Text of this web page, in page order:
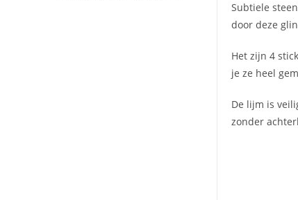
Subtiele
door deze
Het zijn 4
je ze heel
De lijm is
zonder